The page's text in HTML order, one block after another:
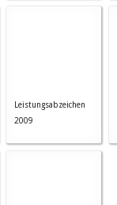
Leistungsabzeichen
2009